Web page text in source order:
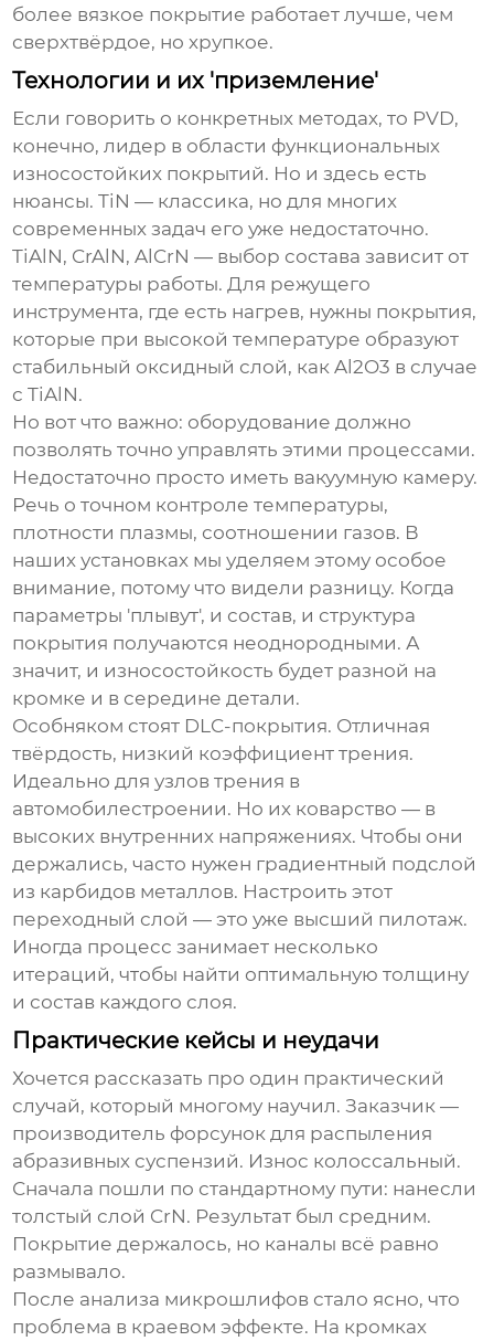
более вязкое покрытие работает лучше, чем
сверхтвёрдое, но хрупкое.
Технологии и их 'приземление'
Если говорить о конкретных методах, то PVD,
конечно, лидер в области функциональных
износостойких покрытий. Но и здесь есть
нюансы. TiN — классика, но для многих
современных задач его уже недостаточно.
TiAlN, CrAlN, AlCrN — выбор состава зависит от
температуры работы. Для режущего
инструмента, где есть нагрев, нужны покрытия,
которые при высокой температуре образуют
стабильный оксидный слой, как Al2O3 в случае
с TiAlN.
Но вот что важно: оборудование должно
позволять точно управлять этими процессами.
Недостаточно просто иметь вакуумную камеру.
Речь о точном контроле температуры,
плотности плазмы, соотношении газов. В
наших установках мы уделяем этому особое
внимание, потому что видели разницу. Когда
параметры 'плывут', и состав, и структура
покрытия получаются неоднородными. А
значит, и износостойкость будет разной на
кромке и в середине детали.
Особняком стоят DLC-покрытия. Отличная
твёрдость, низкий коэффициент трения.
Идеально для узлов трения в
автомобилестроении. Но их коварство — в
высоких внутренних напряжениях. Чтобы они
держались, часто нужен градиентный подслой
из карбидов металлов. Настроить этот
переходный слой — это уже высший пилотаж.
Иногда процесс занимает несколько
итераций, чтобы найти оптимальную толщину
и состав каждого слоя.
Практические кейсы и неудачи
Хочется рассказать про один практический
случай, который многому научил. Заказчик —
производитель форсунок для распыления
абразивных суспензий. Износ колоссальный.
Сначала пошли по стандартному пути: нанесли
толстый слой CrN. Результат был средним.
Покрытие держалось, но каналы всё равно
размывало.
После анализа микрошлифов стало ясно, что
проблема в краевом эффекте. На кромках